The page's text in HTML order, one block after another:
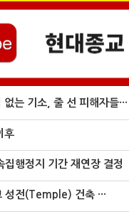
는 기소, 줄 선 피해자들···
후
집행정지 기간 재연장 결정
성전(Temple) 건축 ···